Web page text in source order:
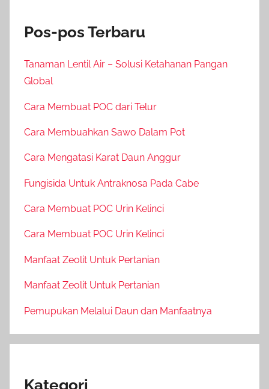
Pos-pos Terbaru
Tanaman Lentil Air – Solusi Ketahanan Pangan
Global
Cara Membuat POC dari Telur
Cara Membuahkan Sawo Dalam Pot
Cara Mengatasi Karat Daun Anggur
Fungisida Untuk Antraknosa Pada Cabe
Cara Membuat POC Urin Kelinci
Cara Membuat POC Urin Kelinci
Manfaat Zeolit Untuk Pertanian
Manfaat Zeolit Untuk Pertanian
Pemupukan Melalui Daun dan Manfaatnya
Kategori